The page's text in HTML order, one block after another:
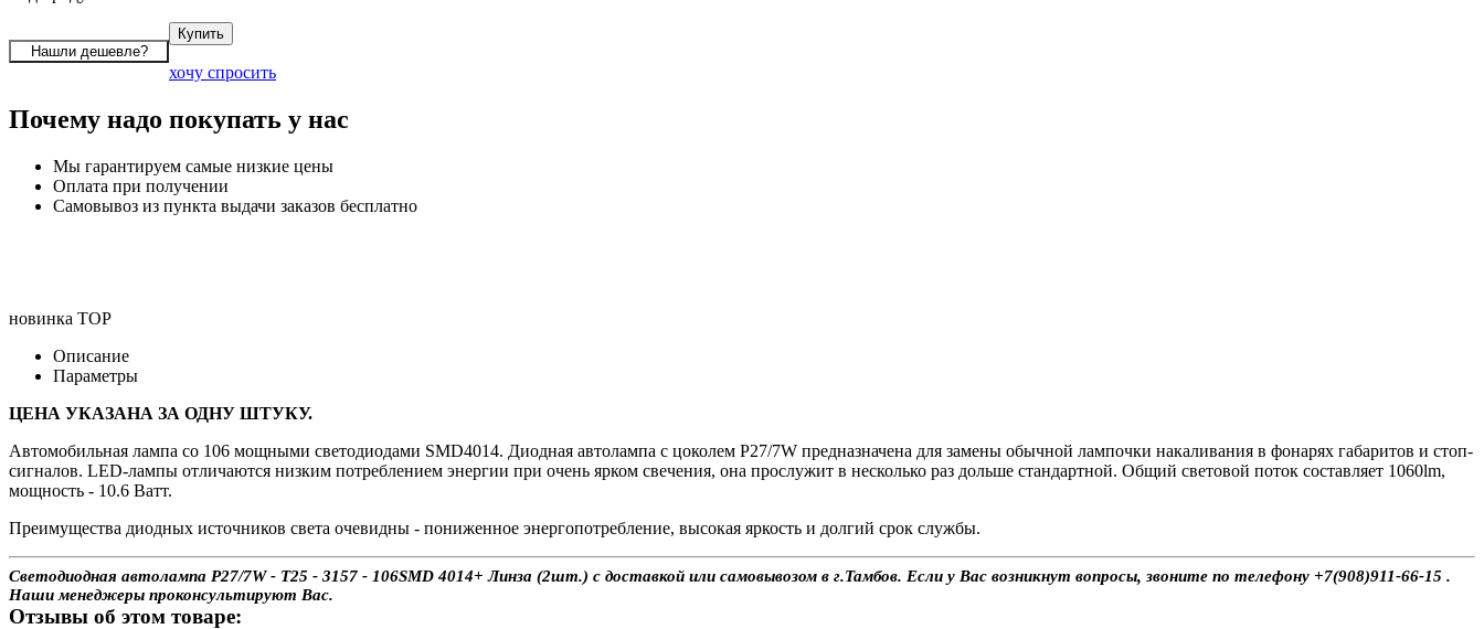
хочу спросить
Почему надо покупать у нас
Мы гарантируем самые низкие цены
Оплата при получении
Самовывоз из пункта выдачи заказов бесплатно
новинка TOP
Описание
Параметры
ЦЕНА УКАЗАНА ЗА ОДНУ ШТУКУ.
Автомобильная лампа со 106 мощными светодиодами SMD4014. Диодная автолампа с цоколем P27/7W предназначена для замены обычной лампочки накаливания в фонарях габаритов и стоп-
сигналов. LED-лампы отличаются низким потреблением энергии при очень ярком свечения, она прослужит в несколько раз дольше стандартной. Общий световой поток составляет 1060lm,
мощность - 10.6 Ватт.
Преимущества диодных источников света очевидны - пониженное энергопотребление, высокая яркость и долгий срок службы.
Светодиодная автолампа P27/7W - T25 - 3157 - 106SMD 4014+ Линза (2шт.) с доставкой или самовывозом в г.Тамбов. Если у Вас возникнут вопросы, звоните по телефону +7(908)911-66-15 .
Наши менеджеры проконсультируют Вас.
Отзывы об этом товаре: